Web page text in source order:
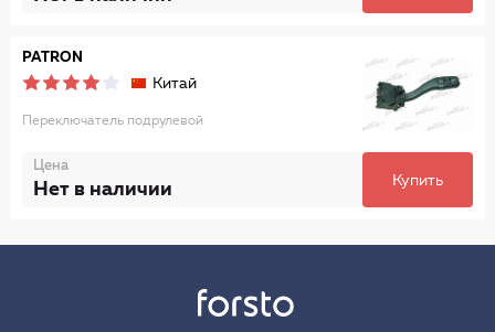
PATRON
Китай
Переключатель подрулевой
Цена
Нет в наличии Купить